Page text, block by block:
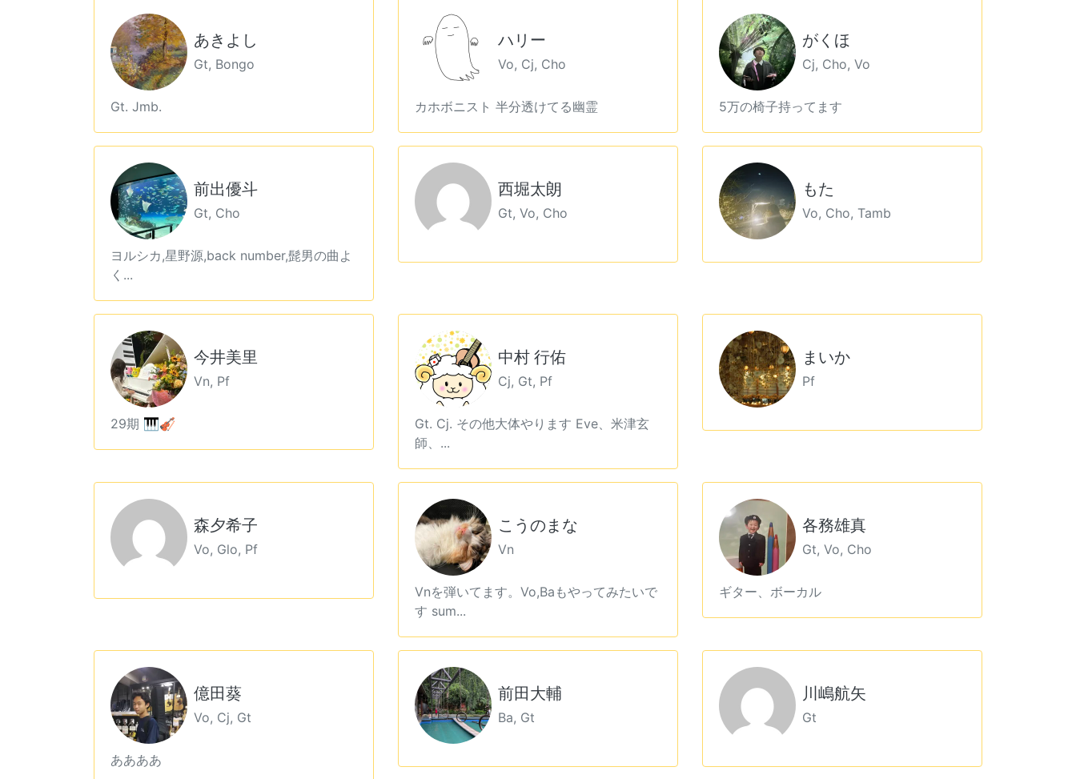
あきよし
Gt, Bongo
Gt. Jmb.
ハリー
Vo, Cj, Cho
カホボニスト 半分透けてる幽霊
がくほ
Cj, Cho, Vo
5万の椅子持ってます
前出優斗
Gt, Cho
ヨルシカ,星野源,back number,髭男の曲よ
く...
西堀太朗
Gt, Vo, Cho
もた
Vo, Cho, Tamb
今井美里
Vn, Pf
29期 🎹🎻
中村 行佑
Cj, Gt, Pf
Gt. Cj. その他大体やります Eve、米津玄
師、...
まいか
Pf
森夕希子
Vo, Glo, Pf
こうのまな
Vn
Vnを弾いてます。Vo,Baもやってみたいで
す sum...
各務雄真
Gt, Vo, Cho
ギター、ボーカル
億田葵
Vo, Cj, Gt
ああああ
前田大輔
Ba, Gt
川嶋航矢
Gt